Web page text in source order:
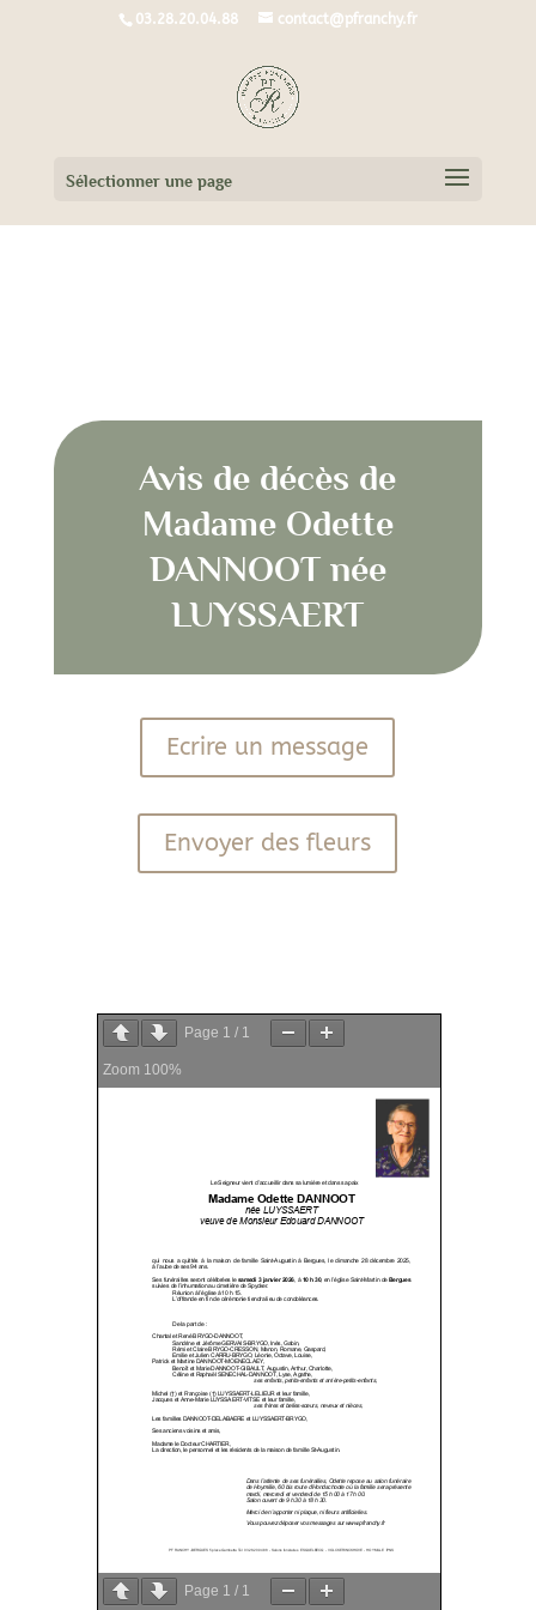
03.28.20.04.88 contact@pfranchy.fr
Sélectionner une page
Avis de décès de
Madame Odette
DANNOOT née
LUYSSAERT
Ecrire un message
Envoyer des fleurs
Page 1 / 1
Zoom 100%
Page 1 / 1